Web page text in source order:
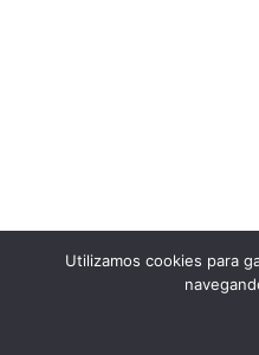
Utilizamos cookies para